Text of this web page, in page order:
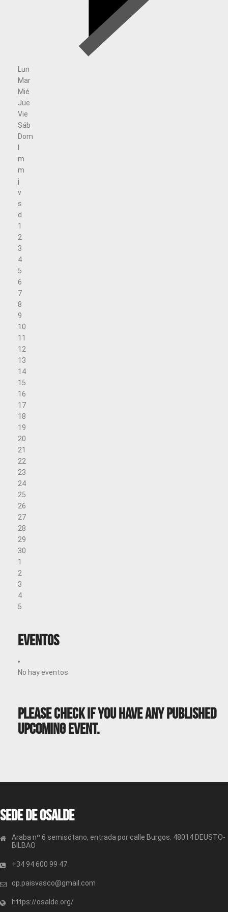
Lun
Mar
Mié
Jue
Vie
Sáb
Dom
m
m
j
v
s
d
1
2
3
4
5
6
7
8
9
10
11
12
13
14
15
16
17
18
19
20
21
22
23
24
25
26
27
28
29
30
1
2
3
4
5
Eventos
No hay eventos
Please Check If You Have Any Published
Upcoming Event.
Sede de OSALDE
Araba nº 6 semisótano, entrada por calle Burgos. 48014 DEUSTO-
BILBAO
+34 94 600 99 47
op.paisvasco@gmail.com
https://osalde.org/